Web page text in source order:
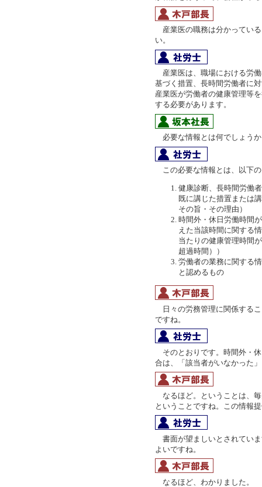
産業医の職務は分かってい
い。
産業医は、職場における労
基づく措置、長時間労働者に
産業医が労働者の健康管理等
する必要があります。
必要な情報とは何でしょう
この必要な情報とは、以下
健康診断、長時間労働
既に講じた措置または
その旨・その理由）
時間外・休日労働時間
えた当該時間に関する
当たりの健康管理時間
超過時間））
労働者の業務に関する
と認めるもの
日々の労務管理に関係する
ですね。
そのとおりです。時間外・
合は、「該当者がいなかった
なるほど。ということは、
ということですね。この情報
書面が望ましいとされてい
よいですね。
なるほど、わかりました。